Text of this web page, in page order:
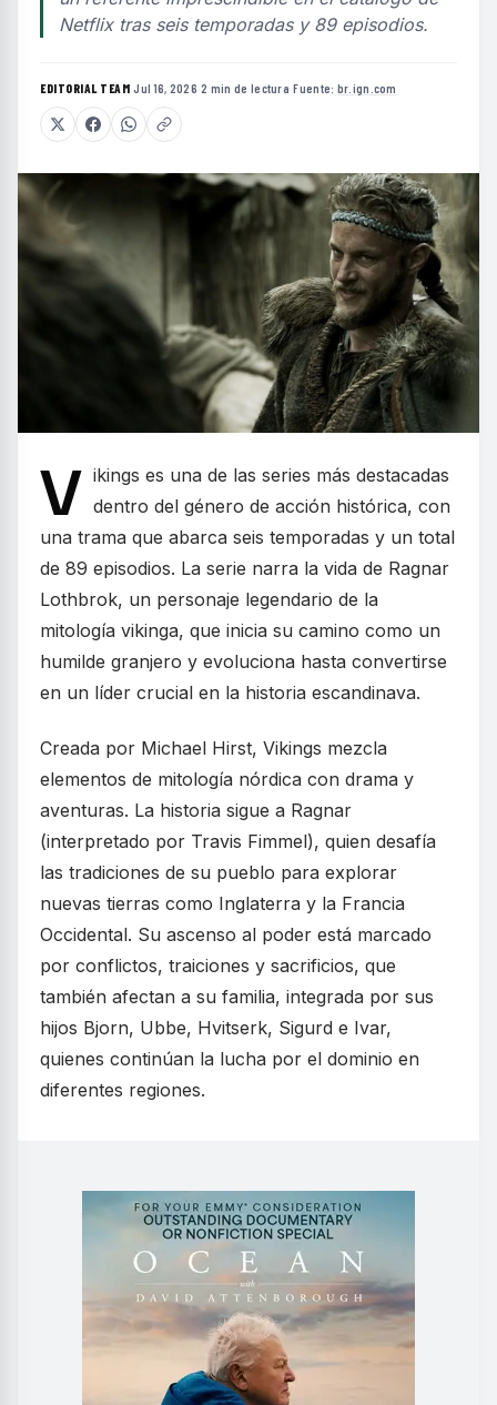
Netflix tras seis temporadas y 89 episodios.
EDITORIAL TEAM·Jul 16, 2026·2 min de lectura·Fuente: br.ign.com
V ikings es una de las series más destacadas
dentro del género de acción histórica, con
una trama que abarca seis temporadas y un total
de 89 episodios. La serie narra la vida de Ragnar
Lothbrok, un personaje legendario de la
mitología vikinga, que inicia su camino como un
humilde granjero y evoluciona hasta convertirse
en un líder crucial en la historia escandinava.
Creada por Michael Hirst, Vikings mezcla
elementos de mitología nórdica con drama y
aventuras. La historia sigue a Ragnar
(interpretado por Travis Fimmel), quien desafía
las tradiciones de su pueblo para explorar
nuevas tierras como Inglaterra y la Francia
Occidental. Su ascenso al poder está marcado
por conflictos, traiciones y sacrificios, que
también afectan a su familia, integrada por sus
hijos Bjorn, Ubbe, Hvitserk, Sigurd e Ivar,
quienes continúan la lucha por el dominio en
diferentes regiones.